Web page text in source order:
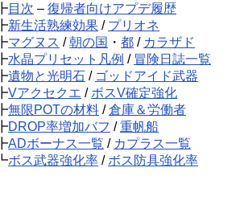
┣目次 – 復帰者向けアプデ履歴
┣新生活熟練効果 / プリオネ
┣マグヌス /朝の国 ・ 都 / カラザド
┣水晶プリセット凡例 / 冒険日誌一覧
┣遺物と光明石 / ゴッドアイド武器
┣Vアクセクエ / ボスV確定強化
┣無限POTの材料 /倉庫＆労働者
┣DROP率増加バフ /重帆船
┣ADボーナス一覧 / カプラス一覧
┗ボス武器強化率 / ボス防具強化率